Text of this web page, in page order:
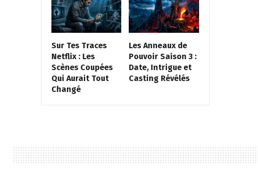
Sur Tes Traces
Netflix : Les
Scènes Coupées
Qui Aurait Tout
Changé
Les Anneaux de
Pouvoir Saison 3 :
Date, Intrigue et
Casting Révélés